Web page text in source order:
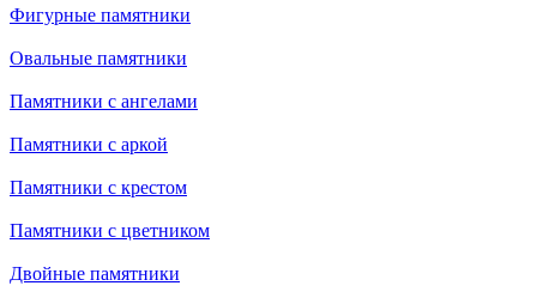
Фигурные памятники
Овальные памятники
Памятники с ангелами
Памятники с аркой
Памятники с крестом
Памятники с цветником
Двойные памятники